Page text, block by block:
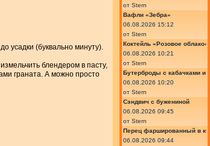
усадки (буквально минуту).
блендером в пасту,
граната. А можно просто
от Stern
Вафли «Зебра»
06.08.2026 15:12
от Stern
Коктейль «Розовое
06.08.2026 10:21
от Stern
Бутерброды с кабачками и
06.08.2026 10:20
от Stern
Сэндвич с бужениной
06.08.2026 09:45
от Stern
Перец фаршированный в
06.08.2026 09:44